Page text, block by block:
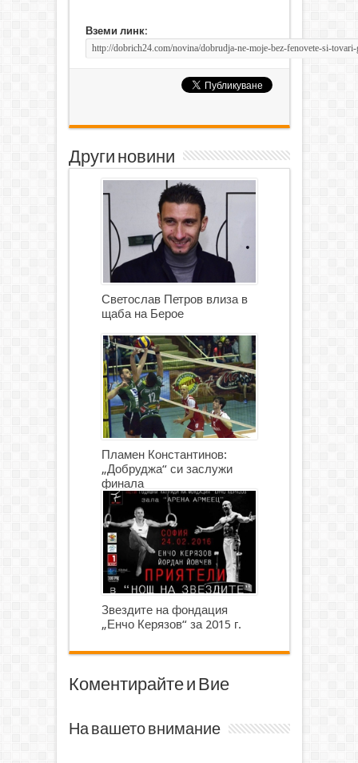
Вземи линк:
Други новини
Светослав Петров влиза в
щаба на Берое
Пламен Константинов:
„Добруджа“ си заслужи
финала
Звездите на фондация
„Енчо Керязов“ за 2015 г.
Коментирайте и Вие
На вашето внимание